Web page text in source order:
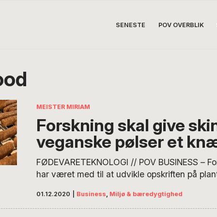
SENESTE POV OVERBLIK
MEISTER MIRIAM
Forskning skal give
veganske pølser et
FØDEVARETEKNOLOGI // POV BUSINESS –
har været med til at udvikle opskriften på
nu forsøger at ændre ingrediensernes
veganske pølser kan få det eftertragtede
01.12.2020 Business Miljø & bæredygtighed